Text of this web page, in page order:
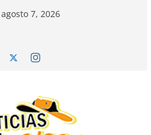
7, 2026